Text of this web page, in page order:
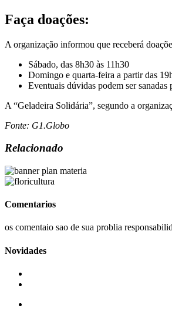
Faça doações:
A organização informou que receberá
Sábado, das 8h30 às 11h30
Domingo e quarta-feira a partir das
Eventuais dúvidas podem ser
A “Geladeira Solidária”, segundo a
Fonte: G1.Globo
Relacionado
Comentarios
os comentaio sao de sua problia
Novidades